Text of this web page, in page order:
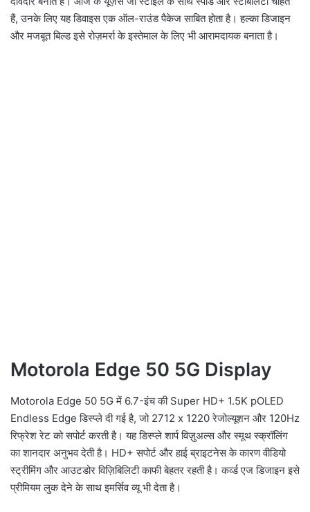
हैं, उनके लिए यह डिवाइस एक ऑल-राउंड पैकेज साबित होता है। हल्का डिजाइन
और मजबूत बिल्ड इसे रोज़मर्रा के इस्तेमाल के लिए भी आरामदायक बनाता है।
Motorola Edge 50 5G Display
Motorola Edge 50 5G में 6.7-इंच की Super HD+ 1.5K pOLED
Endless Edge डिस्प्ले दी गई है, जो 2712 x 1220 रेजोल्यूशन और 120Hz
रिफ्रेश रेट को सपोर्ट करती है। यह डिस्प्ले शार्प विज़ुअल्स और स्मूथ स्क्रॉलिंग
का शानदार अनुभव देती है। HD+ सपोर्ट और हाई ब्राइटनेस के कारण वीडियो
स्ट्रीमिंग और आउटडोर विज़िबिलिटी काफी बेहतर रहती है। कर्व्ड एज डिजाइन इसे
प्रीमियम लुक देने के साथ इमर्सिव व्यू भी देता है।